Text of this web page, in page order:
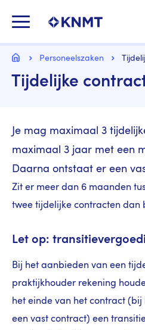
naar
gaanKruimelpad
HomePersoneelszaken
Tijdelijke
Je mag maximaal 3
maximaal 3 jaar met een
Daarna ontstaat er een
Zit er meer dan 6 maanden
twee tijdelijke contracten dan
Let op:
Bij het aanbieden van een
praktijkhouder rekening
het einde van het contract
een vast contract) een